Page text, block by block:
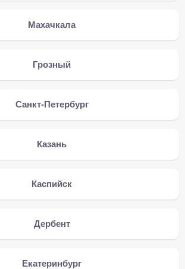
Махачкала
Грозный
Санкт-Петербург
Казань
Каспийск
Дербент
Екатеринбург